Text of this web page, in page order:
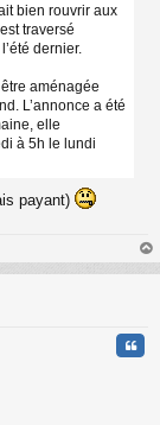
bien rouvrir aux
traversé
dernier.
aménagée
L’annonce a été
elle
à 5h le lundi
payant)
au